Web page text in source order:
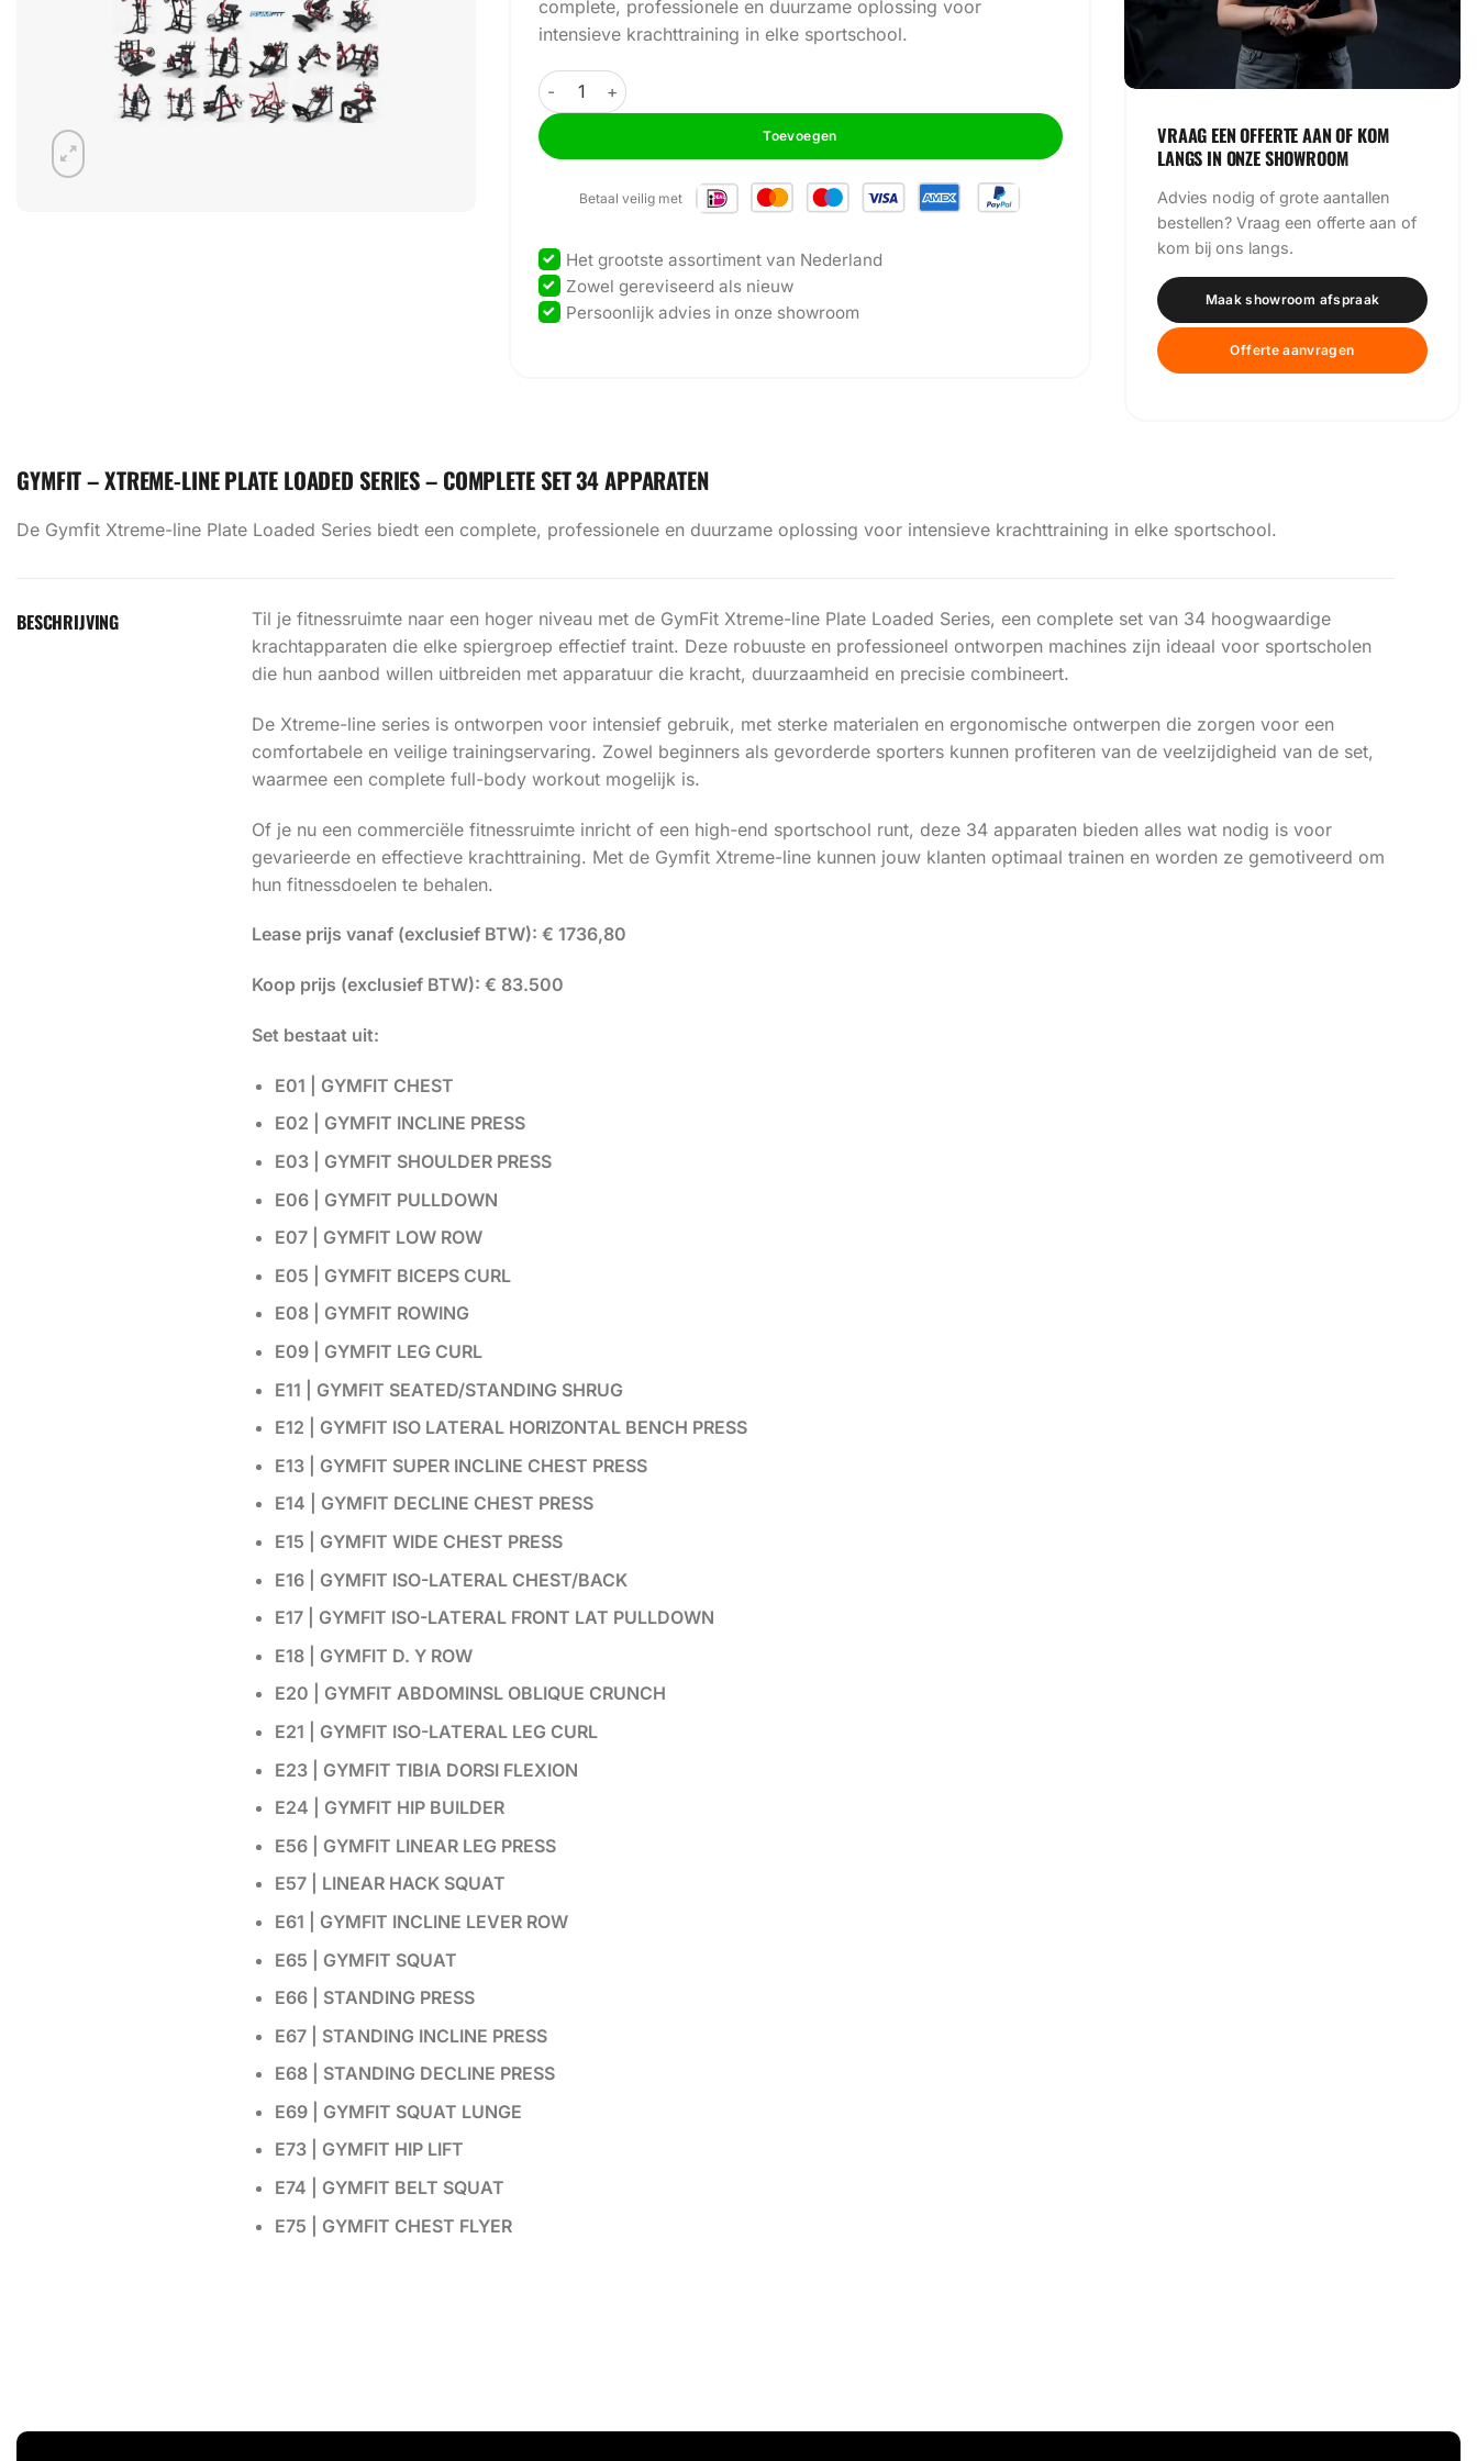
complete, professionele en duurzame oplossing voor
intensieve krachttraining in elke sportschool.
GymFit - Xtreme-Line Plate Loaded Series - Complete Set 34 Apparaten aantal
Toevoegen
Betaal veilig met
Het grootste assortiment van Nederland
Zowel gereviseerd als nieuw
Persoonlijk advies in onze showroom
VRAAG EEN OFFERTE AAN OF KOM
LANGS IN ONZE SHOWROOM
Advies nodig of grote aantallen
bestellen? Vraag een offerte aan of
kom bij ons langs.
Maak showroom afspraak
Offerte aanvragen
GYMFIT – XTREME-LINE PLATE LOADED SERIES – COMPLETE SET 34 APPARATEN
De Gymfit Xtreme-line Plate Loaded Series biedt een complete, professionele en duurzame oplossing voor intensieve krachttraining in elke sportschool.
BESCHRIJVING
Til je fitnessruimte naar een hoger niveau met de GymFit Xtreme-line Plate Loaded Series, een complete set van 34 hoogwaardige
krachtapparaten die elke spiergroep effectief traint. Deze robuuste en professioneel ontworpen machines zijn ideaal voor sportscholen
die hun aanbod willen uitbreiden met apparatuur die kracht, duurzaamheid en precisie combineert.
De Xtreme-line series is ontworpen voor intensief gebruik, met sterke materialen en ergonomische ontwerpen die zorgen voor een
comfortabele en veilige trainingservaring. Zowel beginners als gevorderde sporters kunnen profiteren van de veelzijdigheid van de set,
waarmee een complete full-body workout mogelijk is.
Of je nu een commerciële fitnessruimte inricht of een high-end sportschool runt, deze 34 apparaten bieden alles wat nodig is voor
gevarieerde en effectieve krachttraining. Met de Gymfit Xtreme-line kunnen jouw klanten optimaal trainen en worden ze gemotiveerd om
hun fitnessdoelen te behalen.
Lease prijs vanaf (exclusief BTW): € 1736,80
Koop prijs (exclusief BTW): € 83.500
Set bestaat uit:
E01 | GYMFIT CHEST
E02 | GYMFIT INCLINE PRESS
E03 | GYMFIT SHOULDER PRESS
E06 | GYMFIT PULLDOWN
E07 | GYMFIT LOW ROW
E05 | GYMFIT BICEPS CURL
E08 | GYMFIT ROWING
E09 | GYMFIT LEG CURL
E11 | GYMFIT SEATED/STANDING SHRUG
E12 | GYMFIT ISO LATERAL HORIZONTAL BENCH PRESS
E13 | GYMFIT SUPER INCLINE CHEST PRESS
E14 | GYMFIT DECLINE CHEST PRESS
E15 | GYMFIT WIDE CHEST PRESS
E16 | GYMFIT ISO-LATERAL CHEST/BACK
E17 | GYMFIT ISO-LATERAL FRONT LAT PULLDOWN
E18 | GYMFIT D. Y ROW
E20 | GYMFIT ABDOMINSL OBLIQUE CRUNCH
E21 | GYMFIT ISO-LATERAL LEG CURL
E23 | GYMFIT TIBIA DORSI FLEXION
E24 | GYMFIT HIP BUILDER
E56 | GYMFIT LINEAR LEG PRESS
E57 | LINEAR HACK SQUAT
E61 | GYMFIT INCLINE LEVER ROW
E65 | GYMFIT SQUAT
E66 | STANDING PRESS
E67 | STANDING INCLINE PRESS
E68 | STANDING DECLINE PRESS
E69 | GYMFIT SQUAT LUNGE
E73 | GYMFIT HIP LIFT
E74 | GYMFIT BELT SQUAT
E75 | GYMFIT CHEST FLYER